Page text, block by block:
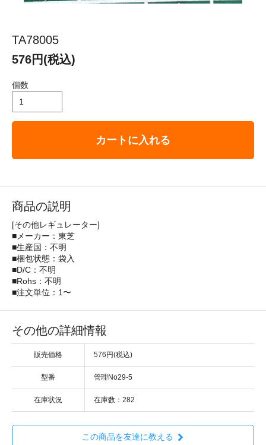
TA78005
576円(税込)
個数
カートに入れる
商品の説明
[その他レギュレーター]
■メーカー：東芝
■生産国：不明
■梱包状態：袋入
■D/C：不明
■Rohs：不明
■注文単位：1〜
その他の詳細情報
販売価格 576円(税込)
型番 管理No29-5
在庫状況 在庫数：282
この商品を友達に教える